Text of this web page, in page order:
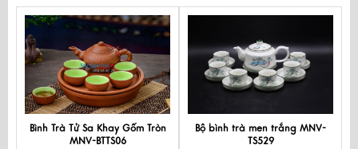
Bình Trà Tử Sa Khay Gốm Tròn
MNV-BTTS06
Bộ bình trà men trắng MNV-
TS529